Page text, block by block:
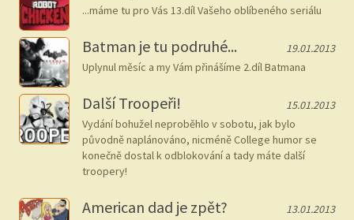
...máme tu pro Vás 13.díl Vašeho oblíbeného seriálu
Batman je tu podruhé...
19.01.2013
Uplynul měsíc a my Vám přinášíme 2.díl Batmana
Další Troopeři!
15.01.2013
Vydání bohužel neproběhlo v sobotu, jak bylo
původně naplánováno, nicméně College humor se
konečně dostal k odblokování a tady máte další
troopery!
American dad je zpět?
13.01.2013